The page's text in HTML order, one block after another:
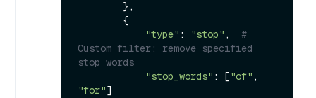
"type" : "stop" , #
Custom filter: remove specified
stop words
"stop_words" : ["of"
"for"]